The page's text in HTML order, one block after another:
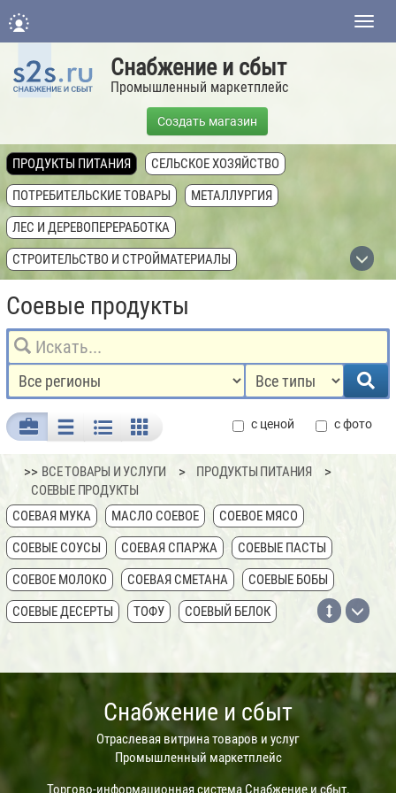
Снабжение и сбыт
Промышленный маркетплейс
Создать магазин
ПРОДУКТЫ ПИТАНИЯ
СЕЛЬСКОЕ ХОЗЯЙСТВО
ПОТРЕБИТЕЛЬСКИЕ ТОВАРЫ
МЕТАЛЛУРГИЯ
ЛЕС И ДЕРЕВОПЕРЕРАБОТКА
СТРОИТЕЛЬСТВО И СТРОЙМАТЕРИАЛЫ
ТОПЛИВНАЯ ПРОМЫШЛЕННОСТЬ
ТЕХНИКА, ОБОРУДОВАНИЕ, КОМПЛЕКТУЮЩИЕ
НЕДВИЖИМОСТЬ И ЗЕМЛЯ
Соевые продукты
с ценой с фото
>>ВСЕ ТОВАРЫ И УСЛУГИ
ПРОДУКТЫ ПИТАНИЯ
СОЕВЫЕ ПРОДУКТЫ
СОЕВАЯ МУКА
МАСЛО СОЕВОЕ
СОЕВОЕ МЯСО
СОЕВЫЕ СОУСЫ
СОЕВАЯ СПАРЖА
СОЕВЫЕ ПАСТЫ
СОЕВОЕ МОЛОКО
СОЕВАЯ СМЕТАНА
СОЕВЫЕ БОБЫ
СОЕВЫЕ ДЕСЕРТЫ
ТОФУ
СОЕВЫЙ БЕЛОК
СОЕВЫЙ ФАРШ
Снабжение и сбыт
Отраслевая витрина товаров и услуг
Промышленный маркетплейс